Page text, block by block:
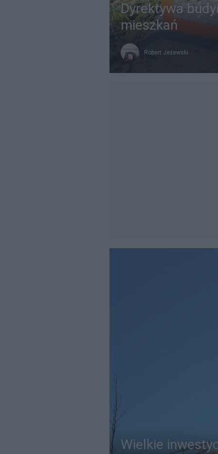
Dyrektywa
mieszkań
Robert Jeżewski
Wielkie